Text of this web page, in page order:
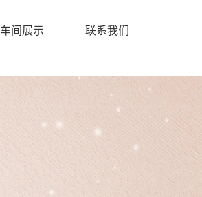
车间展示 联系我们